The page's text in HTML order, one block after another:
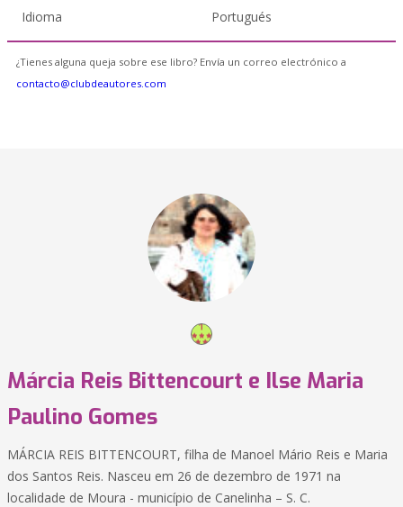
Idioma Portugués
¿Tienes alguna queja sobre ese libro? Envía un correo electrónico a
contacto@clubdeautores.com
Márcia Reis Bittencourt e Ilse Maria
Paulino Gomes
MÁRCIA REIS BITTENCOURT, filha de Manoel Mário Reis e Maria
dos Santos Reis. Nasceu em 26 de dezembro de 1971 na
localidade de Moura - município de Canelinha – S. C.